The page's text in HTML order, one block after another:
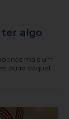
algo
mais um
outra daquelas